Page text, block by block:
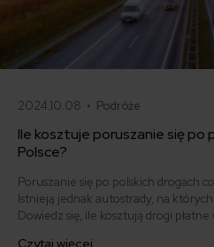
2024.10.08 • Podróże
Ile kosztuje poruszanie się po
Polsce?
Poruszanie się po polskich drogach
Istnieją jednak autostrady, na
Dowiedz się, ile kosztują drogi płatne
Czytaj więcej